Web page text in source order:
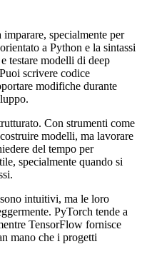
specialmente per
a Python e la sintassi
testare modelli di deep
scrivere codice
modifiche durante
Con strumenti come
modelli, ma lavorare
del tempo per
specialmente quando si
intuitivi, ma le loro
PyTorch tende a
TensorFlow fornisce
mano che i progetti